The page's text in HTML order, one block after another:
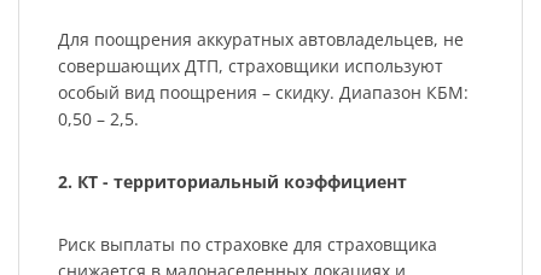
Для поощрения аккуратных автовладельцев, не
совершающих ДТП, страховщики используют
особый вид поощрения – скидку. Диапазон КБМ:
0,50 – 2,5.
2. КТ - территориальный коэффициент
Риск выплаты по страховке для страховщика